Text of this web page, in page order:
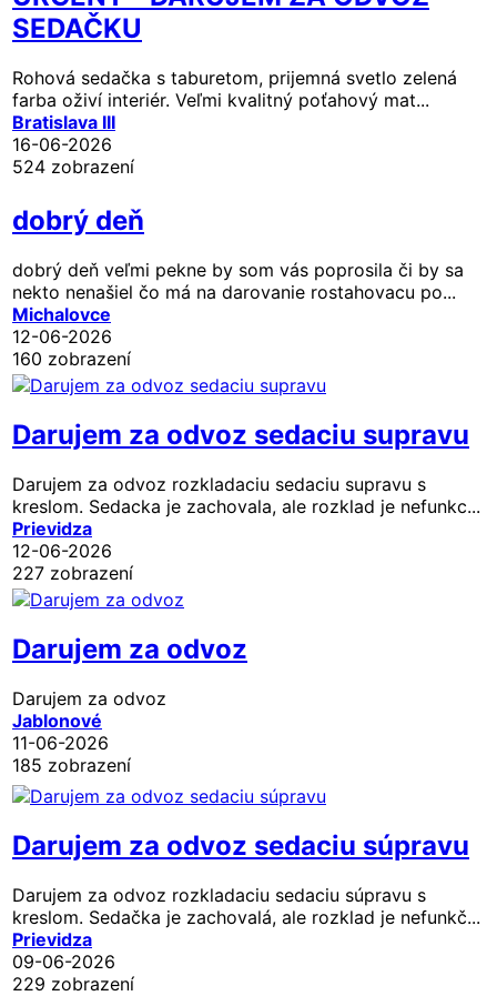
SEDAČKU
Rohová sedačka s taburetom, prijemná svetlo zelená
farba oživí interiér. Veľmi kvalitný poťahový mat...
Bratislava III
16-06-2026
524 zobrazení
dobrý deň
dobrý deň veľmi pekne by som vás poprosila či by sa
nekto nenašiel čo má na darovanie rostahovacu po...
Michalovce
12-06-2026
160 zobrazení
Darujem za odvoz sedaciu supravu
Darujem za odvoz rozkladaciu sedaciu supravu s
kreslom. Sedacka je zachovala, ale rozklad je nefunkc...
Prievidza
12-06-2026
227 zobrazení
Darujem za odvoz
Darujem za odvoz
Jablonové
11-06-2026
185 zobrazení
Darujem za odvoz sedaciu súpravu
Darujem za odvoz rozkladaciu sedaciu súpravu s
kreslom. Sedačka je zachovalá, ale rozklad je nefunkč...
Prievidza
09-06-2026
229 zobrazení